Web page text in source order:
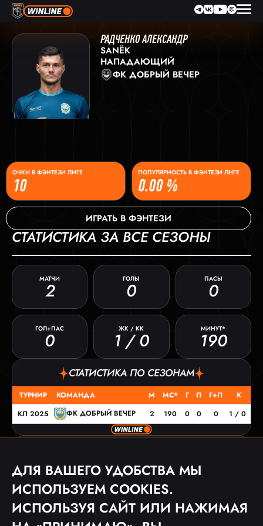
РАДЧЕНКО АЛЕКСАНДР
SANЁК
НАПАДАЮЩИЙ
ФК ДОБРЫЙ ВЕЧЕР
10
ОЧКИ В ФЭНТЕЗИ ЛИГЕ
0.00 %
ПОПУЛЯРНОСТЬ В ФЭНТЕЗИ ЛИГЕ
ИГРАТЬ В ФЭНТЕЗИ
СТАТИСТИКА ЗА ВСЕ СЕЗОНЫ
МАТЧИ
2
ГОЛЫ
0
ПАСЫ
0
ГОЛ+ПАС
0
ЖК / КК
1 / 0
МИНУТ*
190
СТАТИСТИКА ПО СЕЗОНАМ
ТУРНИР КОМАНДА М МС* Г П Г+П
К
КЛ 2025
ФК ДОБРЫЙ ВЕЧЕР 2 190 0 0 0 1 / 0
ДАТА ТУРНИР СОПЕРНИК
07.09.25
КЛ 2025
0:5
30.08.25
КЛ 2025
ДЛЯ ВАШЕГО УДОБСТВА МЫ
ИСПОЛЬЗУЕМ COOKIES.
ИСПОЛЬЗУЯ САЙТ ИЛИ НАЖИМАЯ